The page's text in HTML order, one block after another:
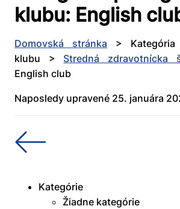
klubu: English
Domovská stránka >
klubu > Stredná zdravotnícka
English club
Naposledy upravené 25. januára
Kategórie
Žiadne kategórie